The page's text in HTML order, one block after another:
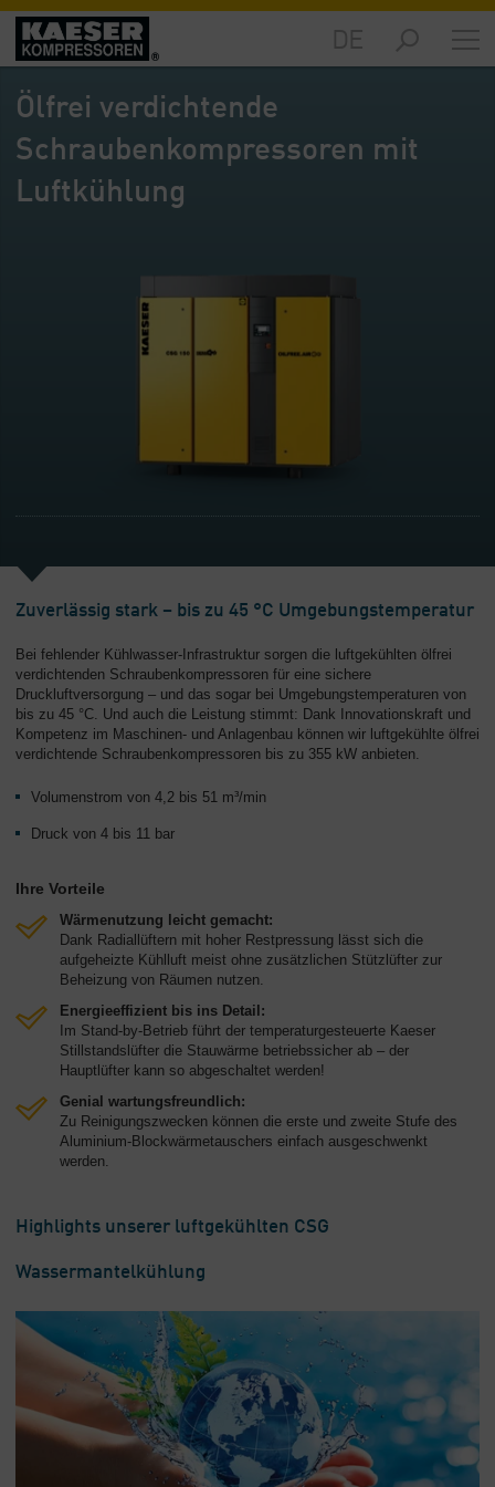
Märkte
-
Übersicht
Produkte
-
Übersicht
Ölfrei verdichtende
Schraubenkompressoren mit
Luftkühlung
Zuverlässig stark – bis zu 45 °C Umgebungstemperatur
Bei fehlender Kühlwasser-Infrastruktur sorgen die luftgekühlten ölfrei
verdichtenden Schraubenkompressoren für eine sichere
Druckluftversorgung – und das sogar bei Umgebungstemperaturen von
bis zu 45 °C. Und auch die Leistung stimmt: Dank Innovationskraft und
Kompetenz im Maschinen- und Anlagenbau können wir luftgekühlte ölfrei
verdichtende Schraubenkompressoren bis zu 355 kW anbieten.
Volumenstrom von 4,2 bis 51 m³/min
Druck von 4 bis 11 bar
Ihre Vorteile
Wärmenutzung leicht gemacht:
Dank Radiallüftern mit hoher Restpressung lässt sich die
aufgeheizte Kühlluft meist ohne zusätzlichen Stützlüfter zur
Beheizung von Räumen nutzen.
Energieeffizient bis ins Detail:
Im Stand-by-Betrieb führt der temperaturgesteuerte Kaeser
Stillstandslüfter die Stauwärme betriebssicher ab – der
Hauptlüfter kann so abgeschaltet werden!
Genial wartungsfreundlich:
Zu Reinigungszwecken können die erste und zweite Stufe des
Aluminium-Blockwärmetauschers einfach ausgeschwenkt
werden.
Highlights unserer luftgekühlten CSG
Wassermantelkühlung